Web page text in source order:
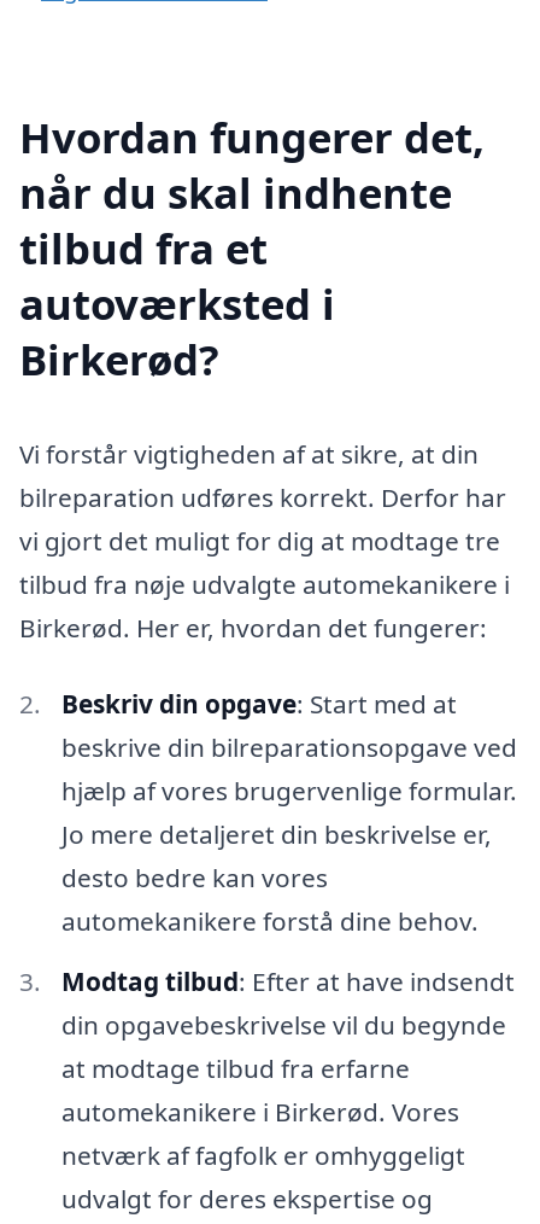
Hvordan fungerer det,
når du skal indhente
tilbud fra et
autoværksted i
Birkerød?
Vi forstår vigtigheden af at sikre, at din
bilreparation udføres korrekt. Derfor har
vi gjort det muligt for dig at modtage tre
tilbud fra nøje udvalgte automekanikere i
Birkerød. Her er, hvordan det fungerer:
Beskriv din opgave: Start med at
beskrive din bilreparationsopgave ved
hjælp af vores brugervenlige formular.
Jo mere detaljeret din beskrivelse er,
desto bedre kan vores
automekanikere forstå dine behov.
Modtag tilbud: Efter at have indsendt
din opgavebeskrivelse vil du begynde
at modtage tilbud fra erfarne
automekanikere i Birkerød. Vores
netværk af fagfolk er omhyggeligt
udvalgt for deres ekspertise og